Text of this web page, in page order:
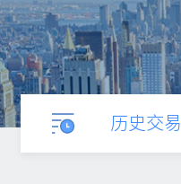
历史交易